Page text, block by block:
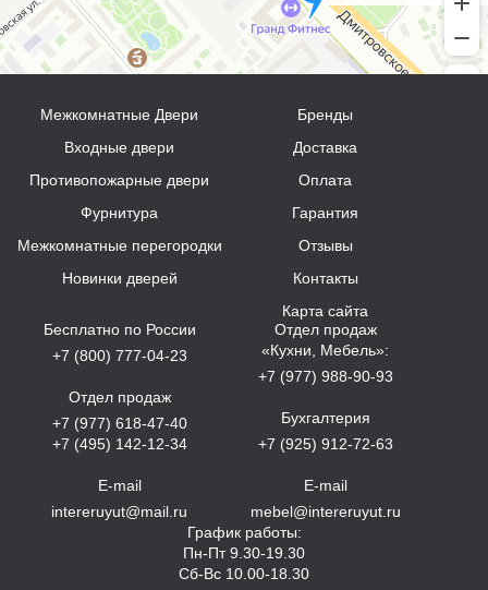
Межкомнатные Двери
Входные двери
Противопожарные двери
Фурнитура
Межкомнатные перегородки
Новинки дверей
Бренды
Доставка
Оплата
Гарантия
Отзывы
Контакты
Карта сайта
Бесплатно по России
+7 (800) 777-04-23
Отдел продаж
+7 (977) 618-47-40
+7 (495) 142-12-34
E-mail
intereruyut@mail.ru
Отдел продаж
«Кухни, Мебель»:
+7 (977) 988-90-93
Бухгалтерия
+7 (925) 912-72-63
E-mail
mebel@intereruyut.ru
График работы:
Пн-Пт 9.30-19.30
Сб-Вс 10.00-18.30